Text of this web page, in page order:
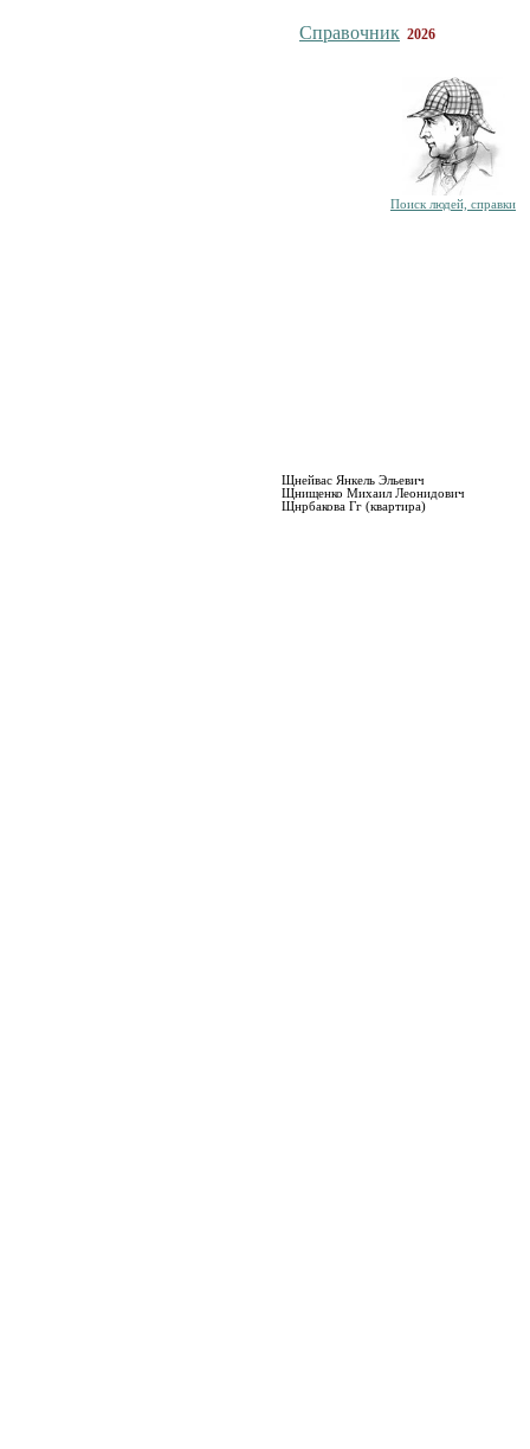
Справочник 2026
Поиск людей, справки
Щнейвас Янкель Эльевич
Щнищенко Михаил Леонидович
Щнрбакова Гг (квартира)